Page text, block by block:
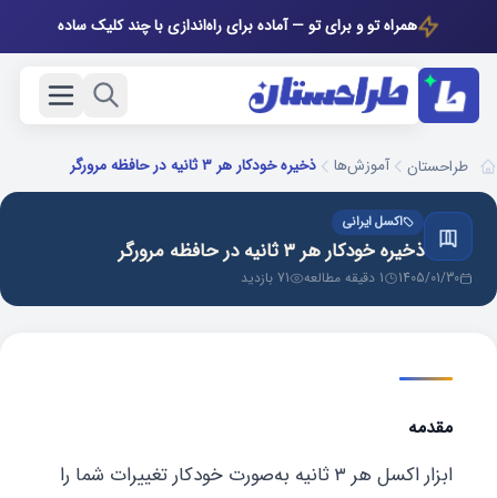
همراه تو و برای تو — آماده برای راه‌اندازی با چند کلیک ساده
طراحستان آموزش‌ها ذخیره خودکار هر ۳ ثانیه در حافظه مرورگر
اکسل ایرانی
ذخیره خودکار هر ۳ ثانیه در حافظه مرورگر
1405/01/30 1 دقیقه مطالعه 71 بازدید
مقدمه
ابزار اکسل هر ۳ ثانیه به‌صورت خودکار تغییرات شما را